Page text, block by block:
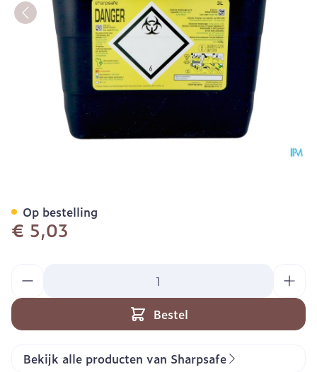
€ 5,03
Bestel
Op bestelling
Bekijk alle producten van Sharpsafe